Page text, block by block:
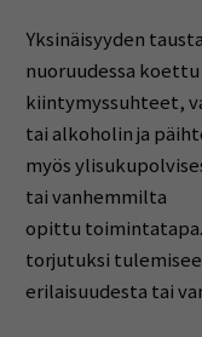
Yksinäisyyden
nuoruudessa
kiintymyssuhteet,
tai alkoholin ja
myös
tai vanhemmilta
opittu toimintatapa.
torjutuksi
erilaisuudesta tai